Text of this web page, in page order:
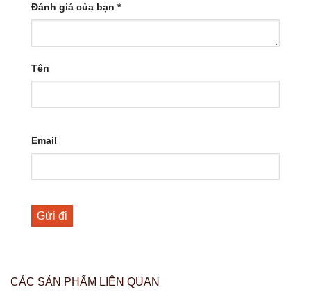
Đánh giá của bạn *
Tên
Email
CÁC SẢN PHẨM LIÊN QUAN